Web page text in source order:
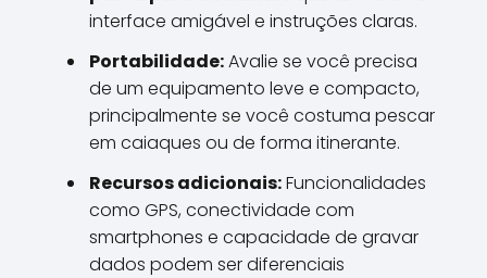
interface amigável e instruções claras.
Portabilidade:Avalie se você precisa
de um equipamento leve e compacto,
principalmente se você costuma pescar
em caiaques ou de forma itinerante.
Recursos adicionais:Funcionalidades
como GPS, conectividade com
smartphones e capacidade de gravar
dados podem ser diferenciais